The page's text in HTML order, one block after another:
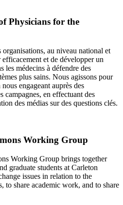
Physicians for the
au niveau national et
et de développer un
les médecins à défendre des
plus sains. Nous agissons pour
engageant auprès des
campagnes, en effectuant des
des médias sur des questions clés.
Working Group
Working Group brings together
graduate students at Carleton
issues in relation to the
to share academic work, and to share